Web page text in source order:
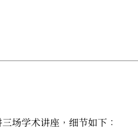
场学术讲座，细节如下：